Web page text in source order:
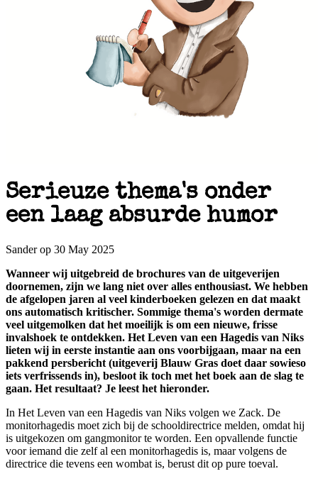
Serieuze thema's onder
een laag absurde humor
Sander op 30 May 2025
Wanneer wij uitgebreid de brochures van de uitgeverijen
doornemen, zijn we lang niet over alles enthousiast. We hebben
de afgelopen jaren al veel kinderboeken gelezen en dat maakt
ons automatisch kritischer. Sommige thema's worden dermate
veel uitgemolken dat het moeilijk is om een nieuwe, frisse
invalshoek te ontdekken. Het Leven van een Hagedis van Niks
lieten wij in eerste instantie aan ons voorbijgaan, maar na een
pakkend persbericht (uitgeverij Blauw Gras doet daar sowieso
iets verfrissends in), besloot ik toch met het boek aan de slag te
gaan. Het resultaat? Je leest het hieronder.
In Het Leven van een Hagedis van Niks volgen we Zack. De
monitorhagedis moet zich bij de schooldirectrice melden, omdat hij
is uitgekozen om gangmonitor te worden. Een opvallende functie
voor iemand die zelf al een monitorhagedis is, maar volgens de
directrice die tevens een wombat is, berust dit op pure toeval.